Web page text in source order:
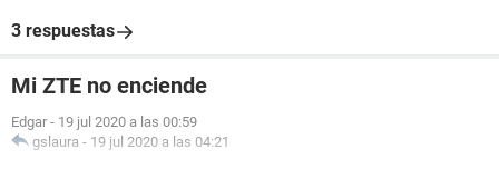
3 respuestas
Mi ZTE no enciende
Edgar - 19 jul 2020 a las 00:59
gslaura - 19 jul 2020 a las 04:21